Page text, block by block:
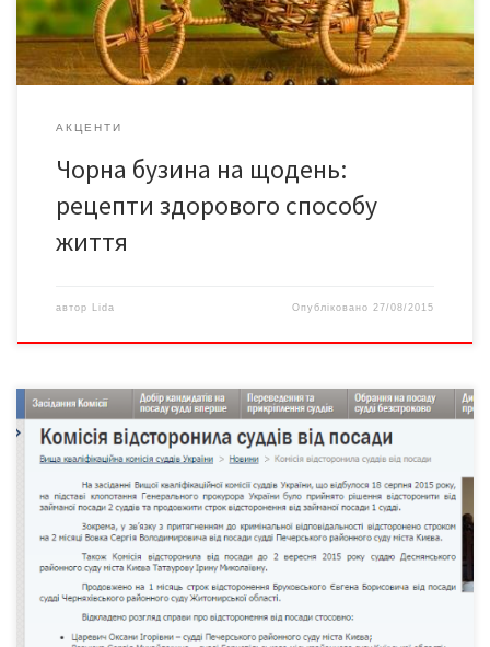
речовин. Але сьогодні йтиметься […]
АКЦЕНТИ
Чорна бузина на щодень:
рецепти здорового способу
життя
автор Lida Опубліковано27/08/2015
Засідання Вищої кваліфікаційної комісії суддів 18 серпня 2015
року, на якому анонсувався розгляд питань про відсторонення
та продовження строку відсторонення від посади сімох суддів
від посади, завершилося для судді Чернівецького
апеляційного суду Любові Перепелюк традиційно: її питання
відклали. Уже вчетверте. Як повідомляли «Версії» (№28 від 17
липня 2015 року), раніше […]